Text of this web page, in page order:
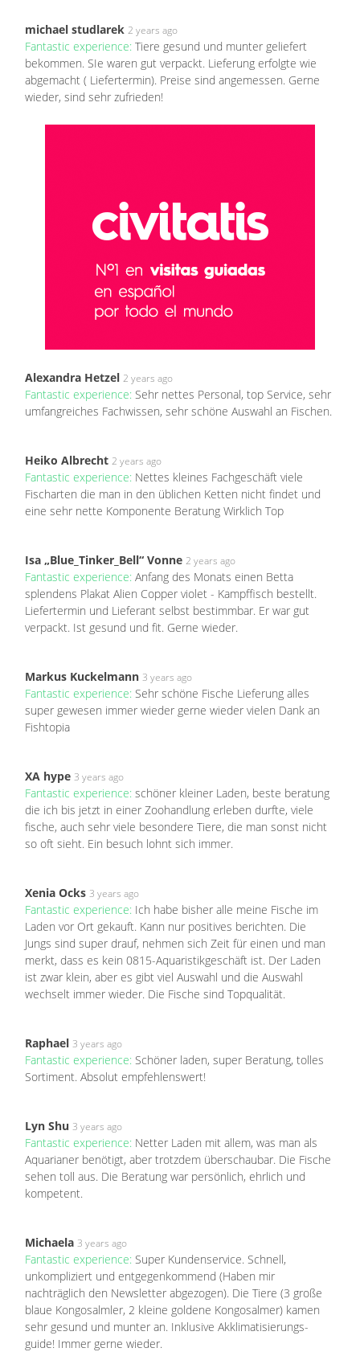
michael studlarek 2 years ago
Fantastic experience: Tiere gesund und munter geliefert
bekommen. SIe waren gut verpackt. Lieferung erfolgte wie
abgemacht ( Liefertermin). Preise sind angemessen. Gerne
wieder, sind sehr zufrieden!
Alexandra Hetzel 2 years ago
Fantastic experience: Sehr nettes Personal, top Service, sehr
umfangreiches Fachwissen, sehr schöne Auswahl an Fischen.
Heiko Albrecht 2 years ago
Fantastic experience: Nettes kleines Fachgeschäft viele
Fischarten die man in den üblichen Ketten nicht findet und
eine sehr nette Komponente Beratung Wirklich Top
Isa „Blue_Tinker_Bell“ Vonne 2 years ago
Fantastic experience: Anfang des Monats einen Betta
splendens Plakat Alien Copper violet - Kampffisch bestellt.
Liefertermin und Lieferant selbst bestimmbar. Er war gut
verpackt. Ist gesund und fit. Gerne wieder.
Markus Kuckelmann 3 years ago
Fantastic experience: Sehr schöne Fische Lieferung alles
super gewesen immer wieder gerne wieder vielen Dank an
Fishtopia
XA hype 3 years ago
Fantastic experience: schöner kleiner Laden, beste beratung
die ich bis jetzt in einer Zoohandlung erleben durfte, viele
fische, auch sehr viele besondere Tiere, die man sonst nicht
so oft sieht. Ein besuch lohnt sich immer.
Xenia Ocks 3 years ago
Fantastic experience: Ich habe bisher alle meine Fische im
Laden vor Ort gekauft. Kann nur positives berichten. Die
Jungs sind super drauf, nehmen sich Zeit für einen und man
merkt, dass es kein 0815-Aquaristikgeschäft ist. Der Laden
ist zwar klein, aber es gibt viel Auswahl und die Auswahl
wechselt immer wieder. Die Fische sind Topqualität.
Raphael 3 years ago
Fantastic experience: Schöner laden, super Beratung, tolles
Sortiment. Absolut empfehlenswert!
Lyn Shu 3 years ago
Fantastic experience: Netter Laden mit allem, was man als
Aquarianer benötigt, aber trotzdem überschaubar. Die Fische
sehen toll aus. Die Beratung war persönlich, ehrlich und
kompetent.
Michaela 3 years ago
Fantastic experience: Super Kundenservice. Schnell,
unkompliziert und entgegenkommend (Haben mir
nachträglich den Newsletter abgezogen). Die Tiere (3 große
blaue Kongosalmler, 2 kleine goldene Kongosalmer) kamen
sehr gesund und munter an. Inklusive Akklimatisierungs-
guide! Immer gerne wieder.